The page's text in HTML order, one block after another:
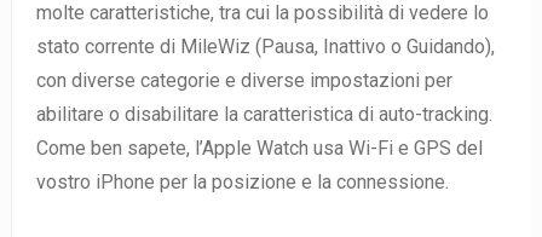
molte caratteristiche, tra cui la possibilità di vedere lo
stato corrente di MileWiz (Pausa, Inattivo o Guidando),
con diverse categorie e diverse impostazioni per
abilitare o disabilitare la caratteristica di auto-tracking.
Come ben sapete, l’Apple Watch usa Wi-Fi e GPS del
vostro iPhone per la posizione e la connessione.